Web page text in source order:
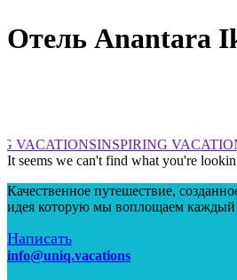
Отель Anantara
VACATIONSINSPIRING
It seems we can't find what you're
Качественное путешествие,
идея которую мы воплощаем каждый
Написать
info@uniq.vacations